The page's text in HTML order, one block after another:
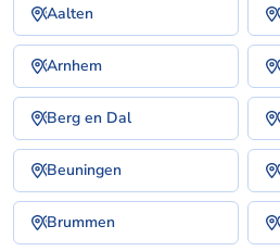
Aalten
Arnhem
Berg en Dal
Beuningen
Brummen